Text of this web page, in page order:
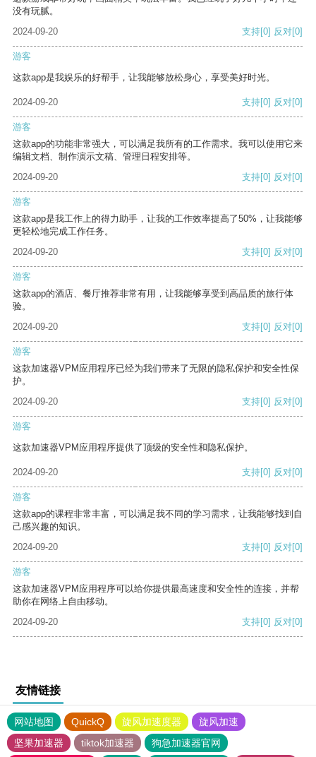
没有玩腻。
2024-09-20
支持[0] 反对[0]
游客
这款app是我娱乐的好帮手，让我能够放松身心，享受美好时光。
2024-09-20 支持[0] 反对[0]
游客
这款app的功能非常强大，可以满足我所有的工作需求。我可以使用它来
编辑文档、制作演示文稿、管理日程安排等。
2024-09-20
支持[0] 反对[0]
游客
这款app是我工作上的得力助手，让我的工作效率提高了50%，让我能够
更轻松地完成工作任务。
2024-09-20
支持[0] 反对[0]
游客
这款app的酒店、餐厅推荐非常有用，让我能够享受到高品质的旅行体
验。
2024-09-20
支持[0] 反对[0]
游客
这款加速器VPM应用程序已经为我们带来了无限的隐私保护和安全性保
护。
2024-09-20
支持[0] 反对[0]
游客
这款加速器VPM应用程序提供了顶级的安全性和隐私保护。
2024-09-20 支持[0] 反对[0]
游客
这款app的课程非常丰富，可以满足我不同的学习需求，让我能够找到自
己感兴趣的知识。
2024-09-20
支持[0] 反对[0]
游客
这款加速器VPM应用程序可以给你提供最高速度和安全性的连接，并帮
助你在网络上自由移动。
2024-09-20
支持[0] 反对[0]
友情链接
网站地图 QuickQ 旋风加速度器
旋风加速
坚果加速器
tiktok加速器 狗急加速器官网